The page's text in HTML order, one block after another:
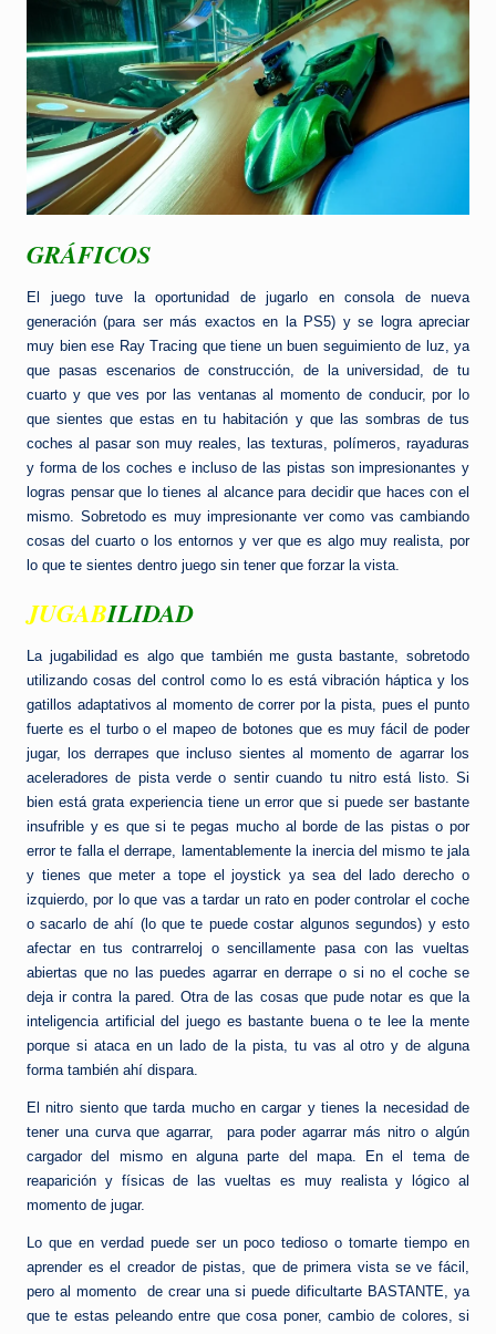
GRÁFICOS
El juego tuve la oportunidad de jugarlo en consola de nueva
generación (para ser más exactos en la PS5) y se logra apreciar
muy bien ese Ray Tracing que tiene un buen seguimiento de luz, ya
que pasas escenarios de construcción, de la universidad, de tu
cuarto y que ves por las ventanas al momento de conducir, por lo
que sientes que estas en tu habitación y que las sombras de tus
coches al pasar son muy reales, las texturas, polímeros, rayaduras
y forma de los coches e incluso de las pistas son impresionantes y
logras pensar que lo tienes al alcance para decidir que haces con el
mismo. Sobretodo es muy impresionante ver como vas cambiando
cosas del cuarto o los entornos y ver que es algo muy realista, por
lo que te sientes dentro juego sin tener que forzar la vista.
JUGABILIDAD
La jugabilidad es algo que también me gusta bastante, sobretodo
utilizando cosas del control como lo es está vibración háptica y los
gatillos adaptativos al momento de correr por la pista, pues el punto
fuerte es el turbo o el mapeo de botones que es muy fácil de poder
jugar, los derrapes que incluso sientes al momento de agarrar los
aceleradores de pista verde o sentir cuando tu nitro está listo. Si
bien está grata experiencia tiene un error que si puede ser bastante
insufrible y es que si te pegas mucho al borde de las pistas o por
error te falla el derrape, lamentablemente la inercia del mismo te jala
y tienes que meter a tope el joystick ya sea del lado derecho o
izquierdo, por lo que vas a tardar un rato en poder controlar el coche
o sacarlo de ahí (lo que te puede costar algunos segundos) y esto
afectar en tus contrarreloj o sencillamente pasa con las vueltas
abiertas que no las puedes agarrar en derrape o si no el coche se
deja ir contra la pared. Otra de las cosas que pude notar es que la
inteligencia artificial del juego es bastante buena o te lee la mente
porque si ataca en un lado de la pista, tu vas al otro y de alguna
forma también ahí dispara.
El nitro siento que tarda mucho en cargar y tienes la necesidad de
tener una curva que agarrar, para poder agarrar más nitro o algún
cargador del mismo en alguna parte del mapa. En el tema de
reaparición y físicas de las vueltas es muy realista y lógico al
momento de jugar.
Lo que en verdad puede ser un poco tedioso o tomarte tiempo en
aprender es el creador de pistas, que de primera vista se ve fácil,
pero al momento de crear una si puede dificultarte BASTANTE, ya
que te estas peleando entre que cosa poner, cambio de colores, si